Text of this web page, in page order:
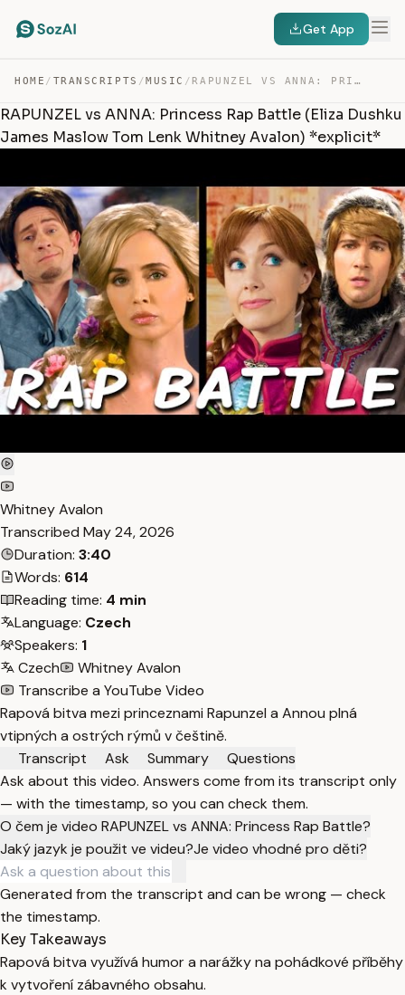
Get App
HOME / TRANSCRIPTS /MUSIC / RAPUNZEL VS ANNA: PRINCESS RAP BATTLE (ELIZA DUSHKU JAM… — TRANSCRIPT
RAPUNZEL vs ANNA: Princess Rap Battle (Eliza Dushku
James Maslow Tom Lenk Whitney Avalon) *explicit*
Whitney Avalon
Transcribed May 24, 2026
Duration: 3:40
Words: 614
Reading time: 4 min
Language: Czech
Speakers: 1
Czech
Whitney Avalon
Transcribe a YouTube Video
Rapová bitva mezi princeznami Rapunzel a Annou plná
vtipných a ostrých rýmů v češtině.
Transcript
Ask Summary
Questions
Ask about this video. Answers come from its transcript only
— with the timestamp, so you can check them.
O čem je video RAPUNZEL vs ANNA: Princess Rap Battle?
Jaký jazyk je použit ve videu?Je video vhodné pro děti?
Generated from the transcript and can be wrong — check
the timestamp.
Key Takeaways
Rapová bitva využívá humor a narážky na pohádkové příběhy
k vytvoření zábavného obsahu.